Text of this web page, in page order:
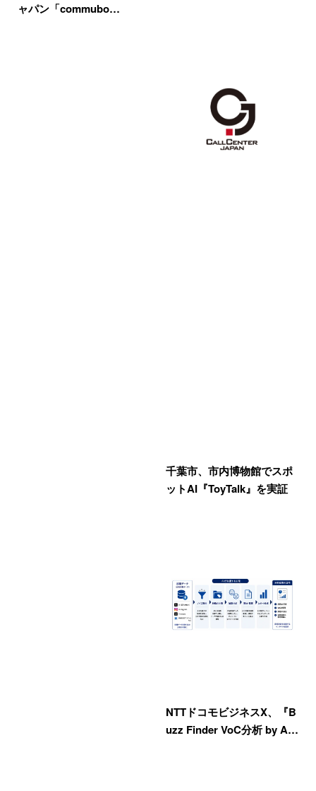
ャパン「commubo…
千葉市、市内博物館でスポ
ットAI『ToyTalk』を実証
NTTドコモビジネスX、『B
uzz Finder VoC分析 by A…